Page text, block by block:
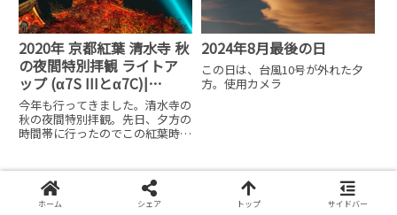
2020年 京都紅葉 清水寺 秋
の夜間特別拝観 ライトア
ップ (α7S IIIとα7C)|
Photo Journal vol.189
今年も行ってきました。清水寺の
秋の夜間特別拝観。先日、夕方の
時間帯に行ったのでこの紅葉時期
観日時 ： 11月18日（水）～11月
30日（月）期間中、午後9時30分
まで開門（午
2024年8月最後の日
この日は、台風10号が外れた夕
方。使用カメラ
ホーム シェア トップ サイドバー